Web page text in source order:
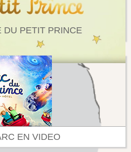
DU PETIT PRINCE
EN VIDEO